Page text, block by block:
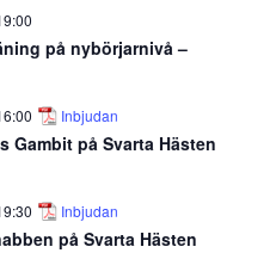
på nybörjarnivå –
Inbjudan
Gambit på Svarta Hästen
Inbjudan
på Svarta Hästen